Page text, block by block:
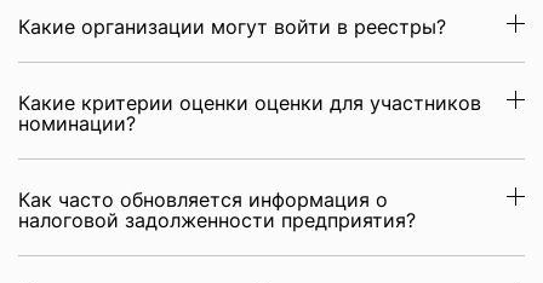
Какие организации могут войти в реестры?
Какие критерии оценки оценки для участников
номинации?
Как часто обновляется информация о
налоговой задолженности предприятия?